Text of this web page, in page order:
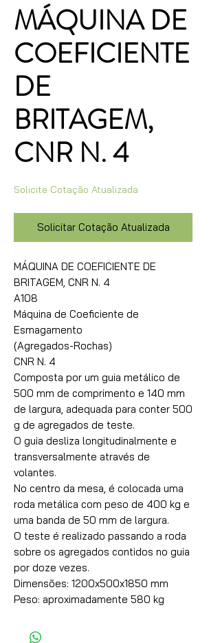
MÁQUINA DE
COEFICIENTE
DE
BRITAGEM,
CNR N. 4
Solicite Cotação Atualizada
Solicitar Cotação Atualizada
MÁQUINA DE COEFICIENTE DE
BRITAGEM, CNR N. 4
A108
Máquina de Coeficiente de
Esmagamento
(Agregados-Rochas)
CNR N. 4
Composta por um guia metálico de
500 mm de comprimento e 140 mm
de largura, adequada para conter 500
g de agregados de teste.
O guia desliza longitudinalmente e
transversalmente através de
volantes.
No centro da mesa, é colocada uma
roda metálica com peso de 400 kg e
uma banda de 50 mm de largura.
O teste é realizado passando a roda
sobre os agregados contidos no guia
por doze vezes.
Dimensões: 1200x500x1850 mm
Peso: aproximadamente 580 kg